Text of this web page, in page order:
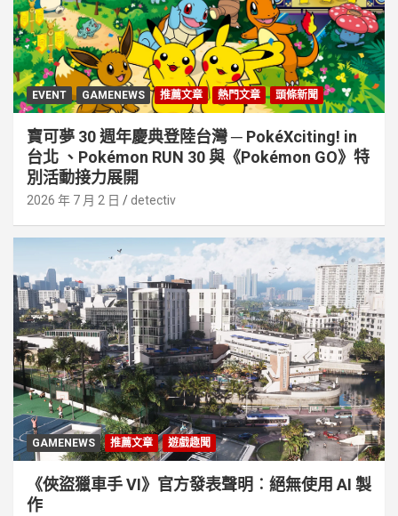
EVENT GAMENEWS 推薦文章 熱門文章 頭條新聞
寶可夢 30 週年慶典登陸台灣 ─ PokéXciting! in
台北 、Pokémon RUN 30 與《Pokémon GO》特
別活動接⼒展開
2026 年 7 月 2 日 detectiv
GAMENEWS 推薦文章 遊戲趣聞
《俠盜獵車手 VI》官方發表聲明︰絕無使用 AI 製
作